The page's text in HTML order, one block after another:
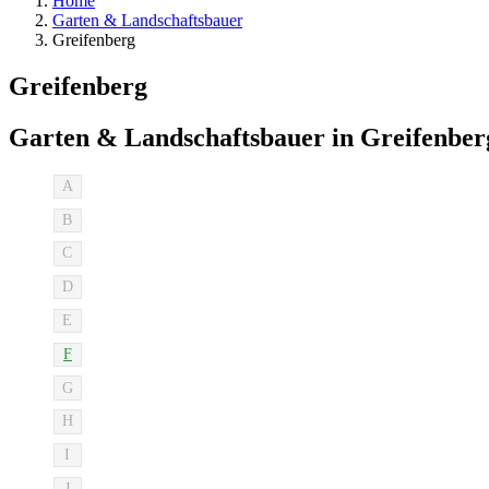
Garten & Landschaftsbauer
Greifenberg
Greifenberg
Garten & Landschaftsbauer in
A
B
C
D
E
F
G
H
I